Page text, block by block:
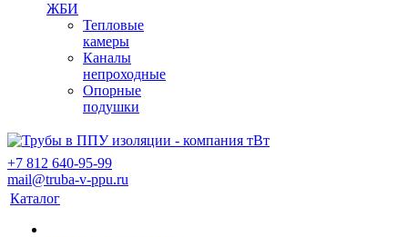
ЖБИ
Тепловые
камеры
Каналы
непроходные
Опорные
подушки
+7 812 640-95-99
mail@truba-v-ppu.ru
Каталог